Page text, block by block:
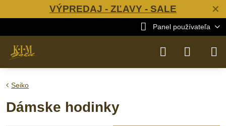
✕
VÝPREDAJ - ZĽAVY - SALE
Panel používateľa
Seiko
Dámske hodinky